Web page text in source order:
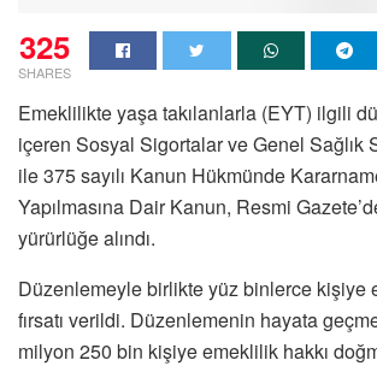
325
SHARES
Emeklilikte yaşa takılanlarla (EYT) ilgili
içeren Sosyal Sigortalar ve Genel Sağlık
ile 375 sayılı Kanun Hükmünde
Yapılmasına Dair Kanun, Resmi
yürürlüğe alındı.
Düzenlemeyle birlikte yüz binlerce kişiye
fırsatı verildi. Düzenlemenin hayata
milyon 250 bin kişiye emeklilik hakkı